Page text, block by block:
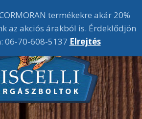
termékekre akár 20%
az akciós árakból is. Érdeklődjön
06-70-608-5137 Elrejtés